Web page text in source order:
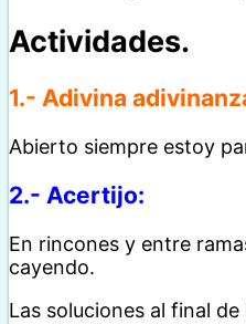
Actividades.
1.- Adivina
Abierto siempre estoy
2.- Acertijo:
En rincones y entre
cayendo.
Las soluciones al final de